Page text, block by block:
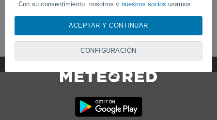
Con su consentimiento, nosotros y nuestros socios usamos
almacenar, acceder y procesar datos personales como su
identificadores de cookies. Es posible que algunos
proveedores traten tus datos personales en virtud de un
interés legítimo, algo a lo que puedes oponerte. Para ello,
datos en cualquier momento haciendo clic en"Configurar"
Nosotros y nuestros socios hacemos el siguiente
tratamiento de datos:
ACEPTAR Y CONTINUAR
CONFIGURACIÓN
Síguenos